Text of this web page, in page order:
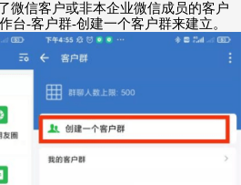
微信客户或非本企业微信成员的客户
台-客户群-创建一个客户群来建立。